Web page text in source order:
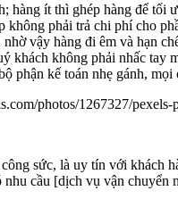
ít thì ghép hàng để
phải trả chi phí cho
vậy hàng đi êm và hạn
không phải nhấc tay
phận kế toán nhẹ gánh, mọi
photos/1267327/
sức, là uy tín với
cầu [dịch vụ vận